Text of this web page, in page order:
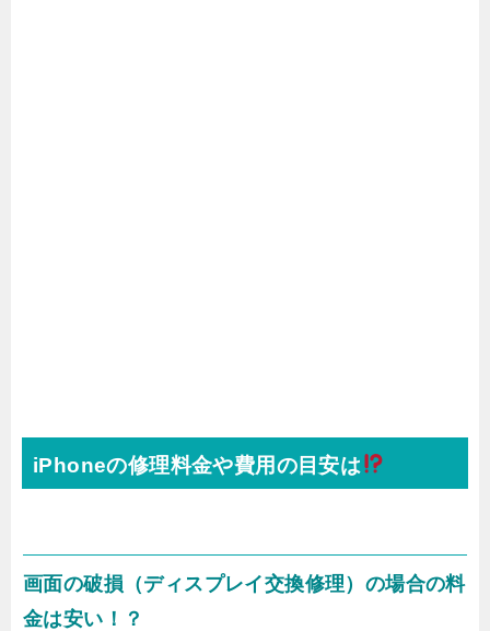
iPhoneの修理料金や費用の目安は
画面の破損（ディスプレイ交換修理）の場合の料
金は安い！？